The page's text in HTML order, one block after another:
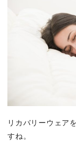
リカバリーウェア
すね。